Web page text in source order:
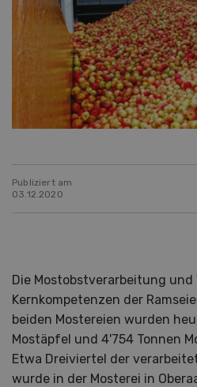
Publiziert am
03.12.2020
Die Mostobstverarbeitung
Kernkompetenzen der
beiden Mostereien wurden
Mostäpfel und 4'754 Tonnen
Etwa Dreiviertel der
wurde in der Mosterei in